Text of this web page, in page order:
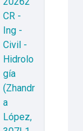
CR -
Ing -
Civil -
Hidrolo
gía
(Zhandr
a
López,